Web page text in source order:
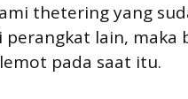
thetering yang
perangkat lain,
pada saat itu.